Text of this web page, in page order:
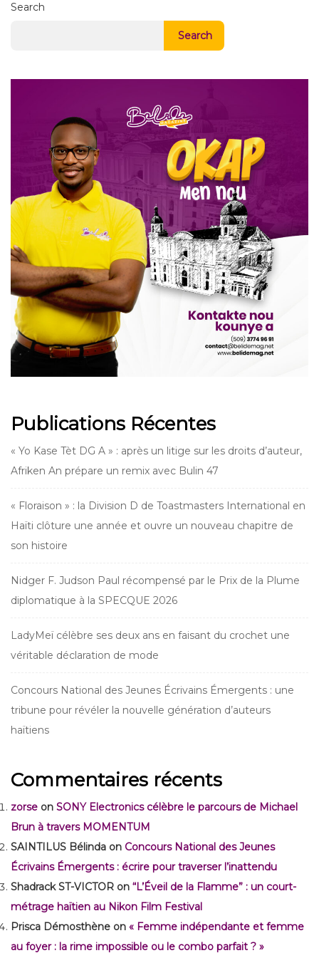
Search
Search
Publications Récentes
« Yo Kase Tèt DG A » : après un litige sur les droits d’auteur,
Afriken An prépare un remix avec Bulin 47
« Floraison » : la Division D de Toastmasters International en
Haïti clôture une année et ouvre un nouveau chapitre de
son histoire
Nidger F. Judson Paul récompensé par le Prix de la Plume
diplomatique à la SPECQUE 2026
LadyMeï célèbre ses deux ans en faisant du crochet une
véritable déclaration de mode
Concours National des Jeunes Écrivains Émergents : une
tribune pour révéler la nouvelle génération d’auteurs
haïtiens
Commentaires récents
zorse on SONY Electronics célèbre le parcours de Michael
Brun à travers MOMENTUM
SAINTILUS Bélinda on Concours National des Jeunes
Écrivains Émergents : écrire pour traverser l’inattendu
Shadrack ST-VICTOR on “L’Éveil de la Flamme” : un court-
métrage haïtien au Nikon Film Festival
Prisca Démosthène on « Femme indépendante et femme
au foyer : la rime impossible ou le combo parfait ? »